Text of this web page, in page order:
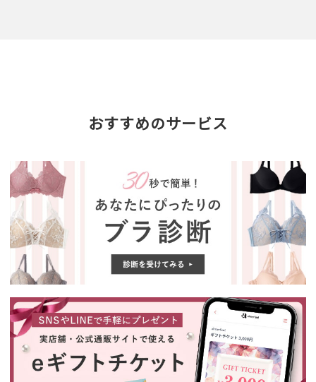
おすすめのサービス